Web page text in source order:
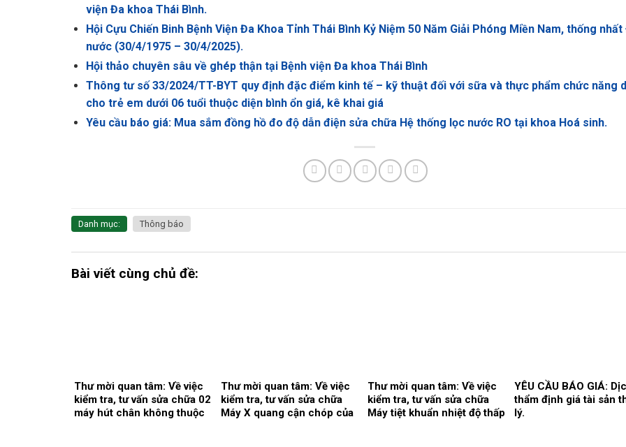
viện Đa khoa Thái Bình.
Hội Cựu Chiến Binh Bệnh Viện Đa Khoa Tỉnh Thái Bình Kỷ Niệm 50 Năm Giải Phóng Miền Nam, thống
nước (30/4/1975 – 30/4/2025).
Hội thảo chuyên sâu về ghép thận tại Bệnh viện Đa khoa Thái Bình
Thông tư số 33/2024/TT-BYT quy định đặc điểm kinh tế – kỹ thuật đối với sữa và thực phẩm chức năng
cho trẻ em dưới 06 tuổi thuộc diện bình ổn giá, kê khai giá
Yêu cầu báo giá: Mua sắm đồng hồ đo độ dẫn điện sửa chữa Hệ thống lọc nước RO tại khoa Hoá sinh.
Danh mục: Thông báo
Bài viết cùng chủ đề:
Thư mời quan tâm: Về việc
kiểm tra, tư vấn sửa chữa 02
máy hút chân không thuộc
Thư mời quan tâm: Về việc
kiểm tra, tư vấn sửa chữa
Máy X quang cận chóp của
Thư mời quan tâm: Về việc
kiểm tra, tư vấn sửa chữa
Máy tiệt khuẩn nhiệt độ thấp
YÊU CẦU BÁO GIÁ:
thẩm định giá tài sản
lý.